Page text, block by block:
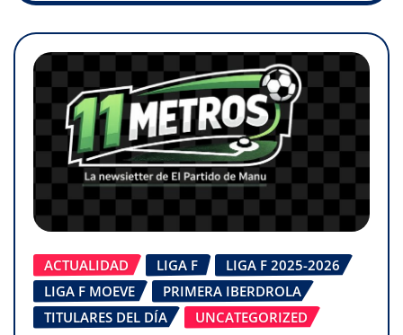
ACTUALIDAD LIGA F
LIGA F 2025-2026
LIGA F MOEVE
PRIMERA IBERDROLA
TITULARES DEL DÍA
UNCATEGORIZED